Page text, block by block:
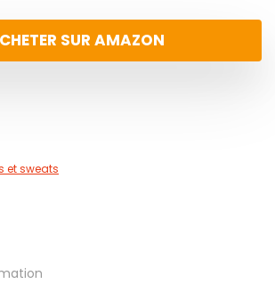
SUR AMAZON
et sweats